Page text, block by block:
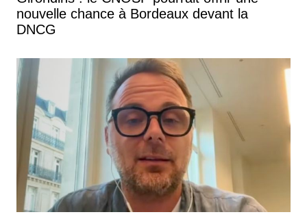
nouvelle chance à Bordeaux devant la
DNCG